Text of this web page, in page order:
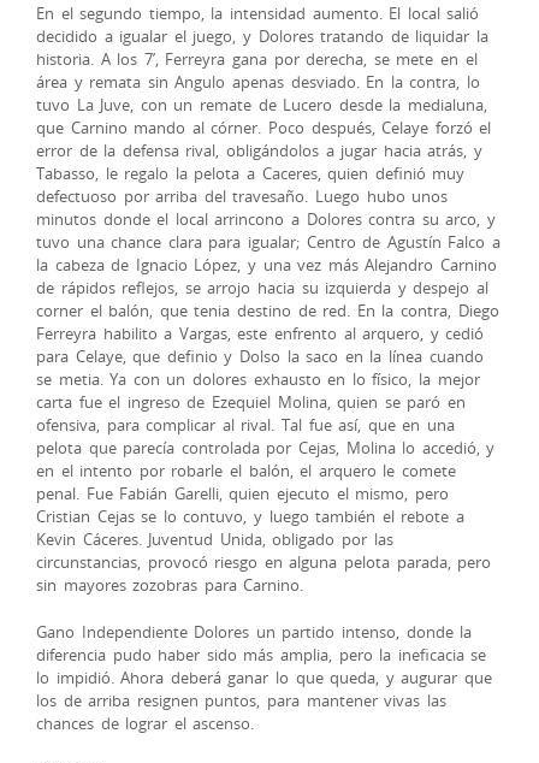
En el segundo tiempo, la intensidad aumento. El local salió
decidido a igualar el juego, y Dolores tratando de liquidar la
historia. A los 7’, Ferreyra gana por derecha, se mete en el
área y remata sin Angulo apenas desviado. En la contra, lo
tuvo La Juve, con un remate de Lucero desde la medialuna,
que Carnino mando al córner. Poco después, Celaye forzó el
error de la defensa rival, obligándolos a jugar hacia atrás, y
Tabasso, le regalo la pelota a Caceres, quien definió muy
defectuoso por arriba del travesaño. Luego hubo unos
minutos donde el local arrincono a Dolores contra su arco, y
tuvo una chance clara para igualar; Centro de Agustín Falco a
la cabeza de Ignacio López, y una vez más Alejandro Carnino
de rápidos reflejos, se arrojo hacia su izquierda y despejo al
corner el balón, que tenia destino de red. En la contra, Diego
Ferreyra habilito a Vargas, este enfrento al arquero, y cedió
para Celaye, que definio y Dolso la saco en la línea cuando
se metia. Ya con un dolores exhausto en lo físico, la mejor
carta fue el ingreso de Ezequiel Molina, quien se paró en
ofensiva, para complicar al rival. Tal fue así, que en una
pelota que parecía controlada por Cejas, Molina lo accedió, y
en el intento por robarle el balón, el arquero le comete
penal. Fue Fabián Garelli, quien ejecuto el mismo, pero
Cristian Cejas se lo contuvo, y luego también el rebote a
Kevin Cáceres. Juventud Unida, obligado por las
circunstancias, provocó riesgo en alguna pelota parada, pero
sin mayores zozobras para Carnino.
Gano Independiente Dolores un partido intenso, donde la
diferencia pudo haber sido más amplia, pero la ineficacia se
lo impidió. Ahora deberá ganar lo que queda, y augurar que
los de arriba resignen puntos, para mantener vivas las
chances de lograr el ascenso.